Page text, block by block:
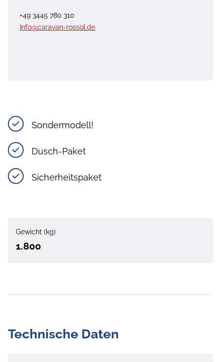
+49 3445 780 310
Info@caravan-rossol.de
Sondermodell!
Dusch-Paket
Sicherheitspaket
Gewicht (kg)
1.800
Technische Daten